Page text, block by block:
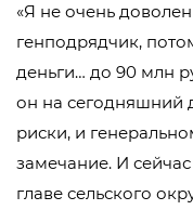
«Я не очень
генподрядчик,
деньги… до 90 млн
он на сегодняшний
риски, и
замечание. И
главе сельского